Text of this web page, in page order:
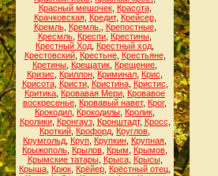
Красный мешочек, Красота,
Крачковская, Кредит, Крейсер,
Кремль, Кремль. Крепостные,
Кресмль Креспи Крестины
Крестный Ход Крестный ход
Крестовский, Крестьне, Крестьяне,
Кретины Крещатик Крещение
Кризис
Криллон Криминал Крис
Крисота, Кристи, Кристина, Кристис
Критика Кровавая Мери Кровавое
воскресенье Кровавый навет, Крог,
Крокодил Крокодилы Кролик
Кролики, Кронгауз, Кронштадт, Кросс
Кроткий Крофорд Круглов
Крумгольд Круп Крупкин Крупная
Крыжополь Крылов Крым Крымов
Крымские татары, Крыса, Крысы,
Крыша Крюк Крёйер Крёстный отец